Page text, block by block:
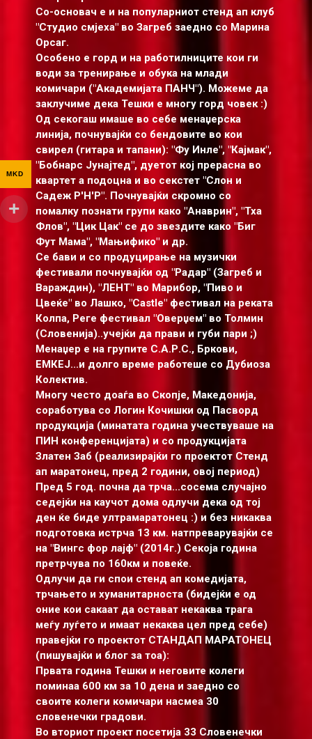
Со-основач е и на популарниот стенд ап клуб
"Студио смјеха" во Загреб заедно со Марина
Орсаг.
Особено е горд и на работилниците кои ги
води за тренирање и обука на млади
комичари ("Академијата ПАНЧ"). Можеме да
заклучиме дека Тешки е многу горд човек :)
Од секогаш имаше во себе менаџерска
линија, почнувајќи со бендовите во кои
свирел (гитара и тапани): "Фу Инле", "Кајмак",
"Бобнарс Јунајтед", дуетот кој прерасна во
квартет а подоцна и во секстет "Слон и
Садеж Р'Н'Р". Почнувајќи скромно со
помалку познати групи какo "Анаврин", "Тха
Флов", "Цик Цак" се до звездите како "Биг
Фут Мама", "Мањифико" и др.
Се бави и со продуцирање на музички
фестивали почнувајќи од "Радар" (Загреб и
Вараждин), "ЛЕНТ" во Марибор, "Пиво и
Цвеќе" во Лашко, "Castle" фестивал на реката
Колпа, Реге фестивал "Оверџем" во Толмин
(Словенија)..учејќи да прави и губи пари ;)
Менаџер е на групите С.А.Р.С., Бркови,
ЕМКЕЈ...и долго време работеше со Дубиоза
Колектив.
Многу често доаѓа во Скопје, Македонија,
соработува со Логин Кочишки од Пасворд
продукција (минатата година учествуваше на
ПИН конференцијата) и со продукцијата
Златен Заб (реализирајќи го проектот Стенд
ап маратонец, пред 2 години, овој период)
Пред 5 год. почна да трча...сосема случајно
седејќи на каучот дома одлучи дека од тој
ден ќе биде ултрамаратонец :) и без никаква
подготовка истрча 13 км. натпреварувајќи се
на "Вингс фор лајф" (2014г.) Секоја година
претрчува по 160км и повеќе.
Одлучи да ги спои стенд ап комедијата,
трчањето и хумaнитарноста (бидејќи е од
оние кои сакаат да остават некаква трага
меѓу луѓето и имаат некаква цел пред себе)
правејќи го проектот СТАНДАП МАРАТОНЕЦ
(пишувајќи и блог за тоа):
Првата година Тешки и неговите колеги
поминаа 600 км за 10 дена и заедно со
своите колеги комичари насмеа 30
словенечки градови.
Во вториот проект посетија 33 Словенечки
MKD